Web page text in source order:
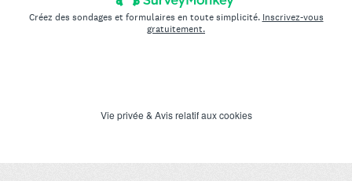
Créez des sondages et formulaires en toute simplicité. Inscrivez-vous
gratuitement.
Vie privée & Avis relatif aux cookies